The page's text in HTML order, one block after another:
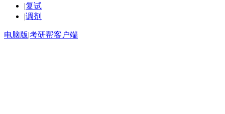
|复试
|调剂
电脑版|考研帮客户端